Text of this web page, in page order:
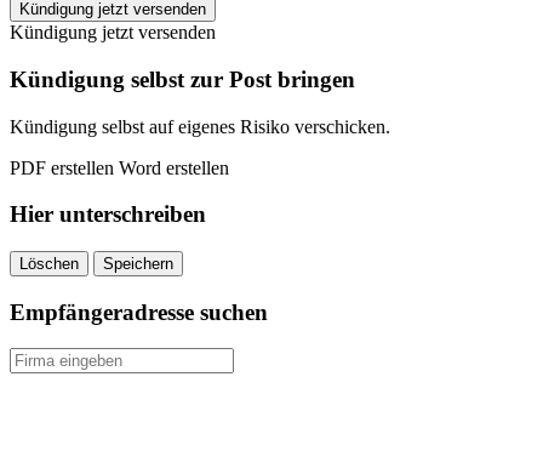
fickfreun.de
kündigen
quantity
Kündigung jetzt versenden
Kündigung jetzt versenden
Kündigung selbst zur Post bringen
Kündigung selbst auf eigenes Risiko verschicken.
PDF erstellen Word erstellen
Hier unterschreiben
Löschen Speichern
Empfängeradresse suchen